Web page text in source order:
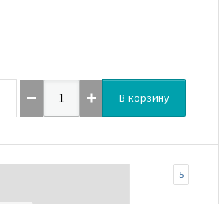
В корзину
5